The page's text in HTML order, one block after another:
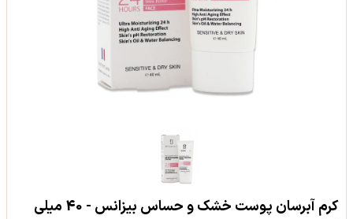
کرم آبرسان پوست خشک و حساس بیزانس - 40 میلی